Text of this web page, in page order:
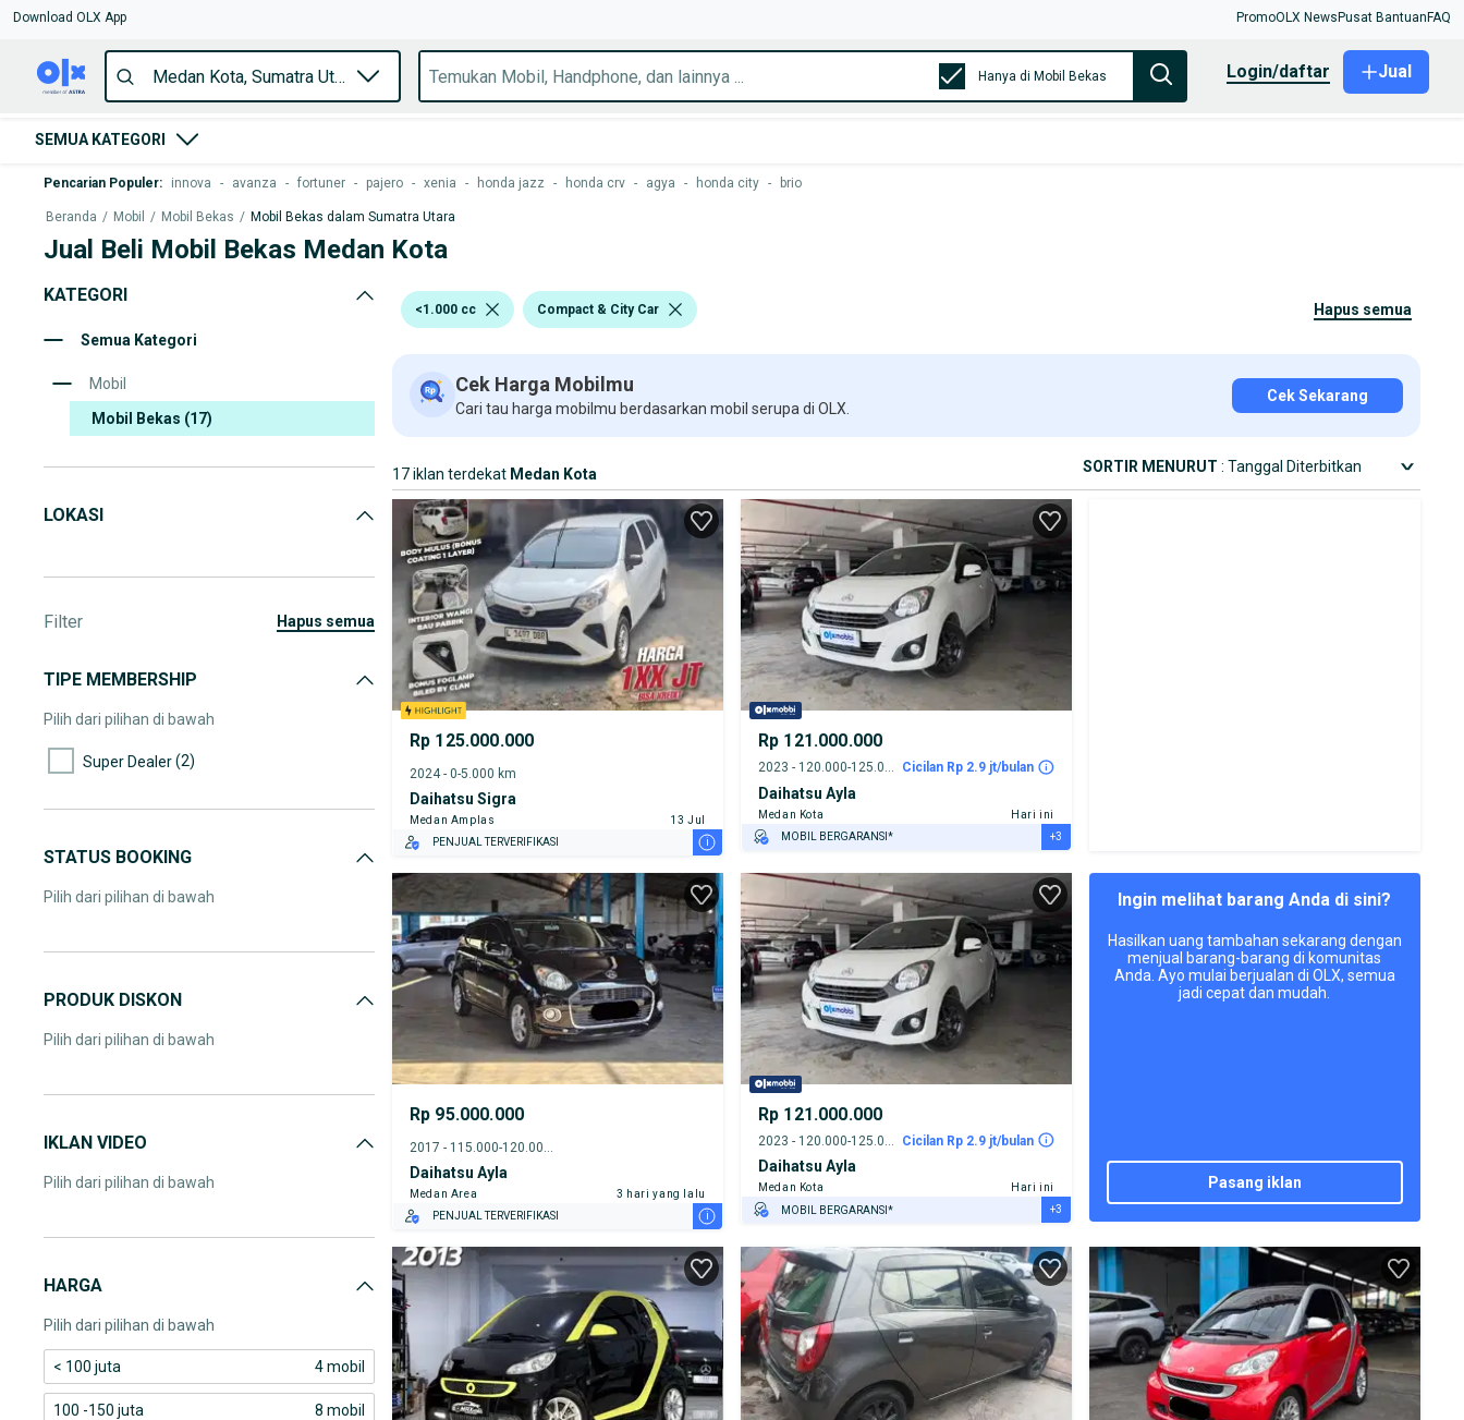
Download OLX App PromoOLX News Pusat Bantuan FAQ
Hanya di Mobil Bekas login/daftar Jual
SEMUA KATEGORI
Pencarian Populer: innova - avanza - fortuner - pajero - xenia - honda jazz - honda crv - agya - honda city - brio
Beranda / Mobil / Mobil Bekas / Mobil Bekas dalam Sumatra Utara
Jual Beli Mobil Bekas Medan Kota
KATEGORI
Semua Kategori
Mobil
Mobil Bekas (17)
LOKASI
Filter hapus semua
TIPE MEMBERSHIP
Pilih dari pilihan di bawah
Super Dealer(2)
STATUS BOOKING
Pilih dari pilihan di bawah
PRODUK DISKON
Pilih dari pilihan di bawah
IKLAN VIDEO
Pilih dari pilihan di bawah
HARGA
Pilih dari pilihan di bawah
< 100 juta 4 mobil
100 -150 juta 8 mobil
<1.000 cc Compact & City Car hapus semua
Cek Harga Mobilmu
Cari tau harga mobilmu berdasarkan mobil serupa di OLX.
Cek Sekarang
17 iklan terdekat Medan Kota SORTIR MENURUT : Tanggal Diterbitkan
Rp 125.000.000
2024 - 0-5.000 km
Daihatsu Sigra
Medan Amplas
13 Jul
PENJUAL TERVERIFIKASI
i
Rp 121.000.000
2023 - 120.000-125.000 km Cicilan Rp 2.9 jt/bulan
Daihatsu Ayla
Medan Kota
Hari ini
MOBIL BERGARANSI*
TEST DRIVE DARI RUMAH
GRATIS BIAYA JASA PERAWATAN*
+3
Rp 95.000.000
Daihatsu Ayla
Medan Area
3 hari yang lalu
PENJUAL TERVERIFIKASI
i
Rp 121.000.000
Cicilan Rp 2.9 jt/bulan
Daihatsu Ayla
Medan Kota
Hari ini
MOBIL BERGARANSI*
TEST DRIVE DARI RUMAH
GRATIS BIAYA JASA PERAWATAN*
+3
Ingin melihat barang Anda di sini?
Hasilkan uang tambahan sekarang dengan
menjual barang-barang di komunitas
Anda. Ayo mulai berjualan di OLX, semua
jadi cepat dan mudah.
pasang iklan